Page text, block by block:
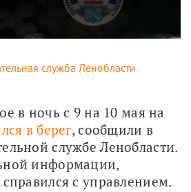
служба Ленобласти
в ночь с 9 на 10 мая на
в берег, сообщили в
службе Ленобласти.
информации,
с управлением.